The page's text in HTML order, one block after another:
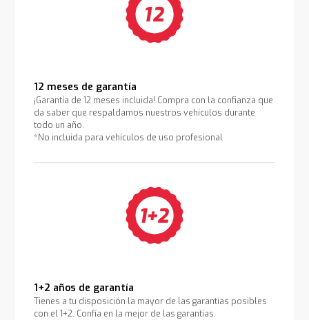
12 meses de garantía
¡Garantía de 12 meses incluida! Compra con la confianza que
da saber que respaldamos nuestros vehículos durante
todo un año.
*No incluida para vehículos de uso profesional
1+2 años de garantía
Tienes a tu disposición la mayor de las garantías posibles
con el 1+2. Confía en la mejor de las garantías.